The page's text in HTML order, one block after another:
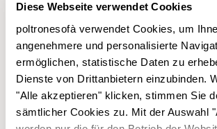
Diese Webseite verwendet Cookies
poltronesofà verwendet Cookies, um
angenehmere und personalisierte
ermöglichen, statistische Daten zu
Dienste von Drittanbietern einzubinden.
"Alle akzeptieren" klicken, stimmen Sie
sämtlicher Cookies zu. Mit der Auswahl
poltronesofà
Warum uns wählen
Unsere Filialen